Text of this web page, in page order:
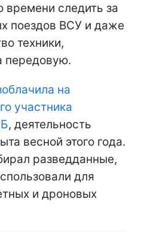
следить за
поездов ВСУ и даже
техники,
передовую.
на
участника
, деятельность
весной этого года.
разведданные,
для
и дроновых